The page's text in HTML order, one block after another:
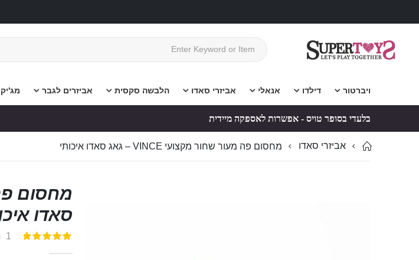
ויברטור דילדו אנאלי אביזרי סאדו הלבשה סקסית אביזרים לגבר מג'יק
בלעדי בסופר טויס - אפשרות לאספקה מיידית
אביזרי סאדו מחסום פה מעור שחור מקצועי VINCE – גאג סאדו איכותי
סאדו
דירוג:
1